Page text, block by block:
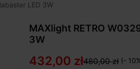
LED 3W
MAXlight RETRO
3W
432,00 zł480,00 zł (-